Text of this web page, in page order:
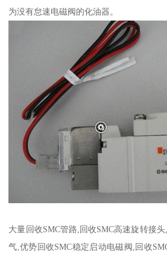
为没有怠速电磁阀的化油器。
大量回收SMC管路,回收SMC高速旋转接
气,优势回收SMC稳定启动电磁阀,回收